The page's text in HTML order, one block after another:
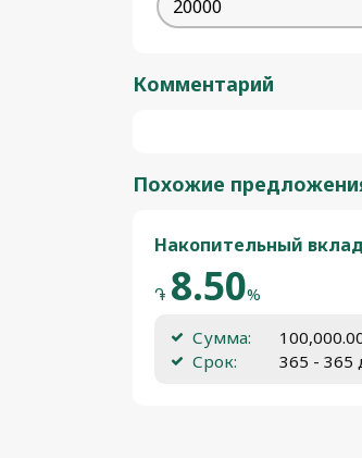
Комментарий
Похожие
Накопительный вклад
֏ 8.50%
Сумма:
Срок:
365 - 365